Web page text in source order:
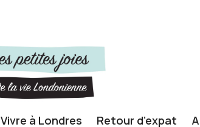
Vivre à Londres Retour d’expat